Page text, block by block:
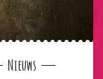
Nieuws